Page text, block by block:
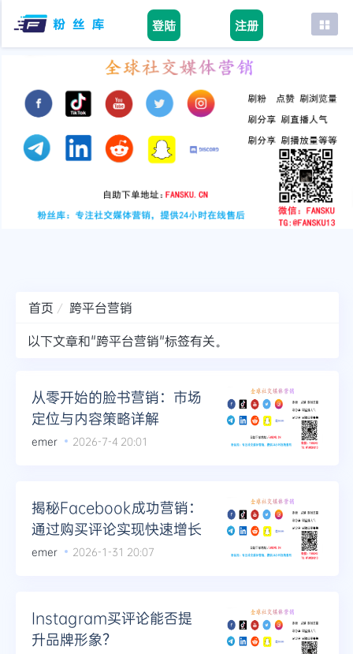
登陆 注册
首页
tiktok
youtube
instagram
首页
跨平台营销
以下文章和"跨平台营销"标签有关。
从零开始的脸书营销：市场
定位与内容策略详解
emer 2026-7-4 20:01
揭秘Facebook成功营销：
通过购买评论实现快速增长
emer 2026-1-31 20:07
Instagram买评论能否提
升品牌形象？